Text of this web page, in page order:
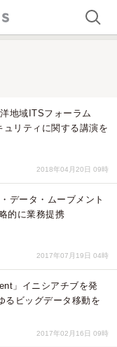
地域ITSフォーラム
リティに関する講演を
2018年04月20日 09時
データ・ムーブメント
的に業務提携
2017年07月19日 04時
」イニシアチブを発
るビッグデータ移動を
2017年02月16日 09時